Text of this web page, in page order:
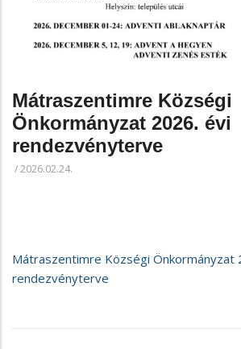
Mátraszentimre Községi
Önkormányzat 2026. évi
rendezvényterve
/2026.02.24.
Mátraszentimre Községi Önkormányzat
rendezvényterve